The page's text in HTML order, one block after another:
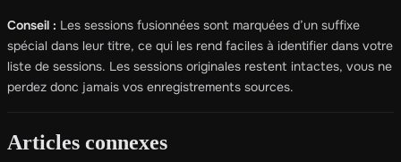
Conseil : Les sessions fusionnées sont marquées d’un suffixe
spécial dans leur titre, ce qui les rend faciles à identifier dans votre
liste de sessions. Les sessions originales restent intactes, vous ne
perdez donc jamais vos enregistrements sources.
Articles connexes